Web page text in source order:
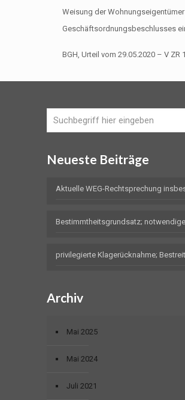
Weisung der
Geschäftsordnungsbeschlusses
BGH, Urteil vom 29.05.2020 – V ZR
Neueste Beiträge
Aktuelle WEG-Rechtsprechung
Bestimmtheitsgrundsatz;
privilegierte Klagerücknahme;
Archiv
Mai 2025
Mai 2024
Juli 2021